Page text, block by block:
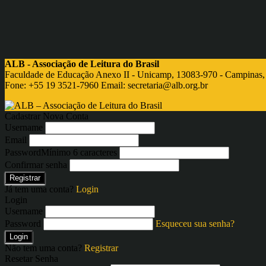
ALB - Associação de Leitura do Brasil
Faculdade de Educação Anexo II - Unicamp, 13083-970 - Campinas,
Fone: +55 19 3521-7960 Email: secretaria@alb.org.br
Cadastrar Nova Conta
Username
Email
PasswordMínimo 6 caracteres
Confirmar senha
Registrar
Já tem uma conta? Login
Login
Username
Password
Esqueceu sua senha?
Login
Não tem uma conta? Registrar
Resetar Senha